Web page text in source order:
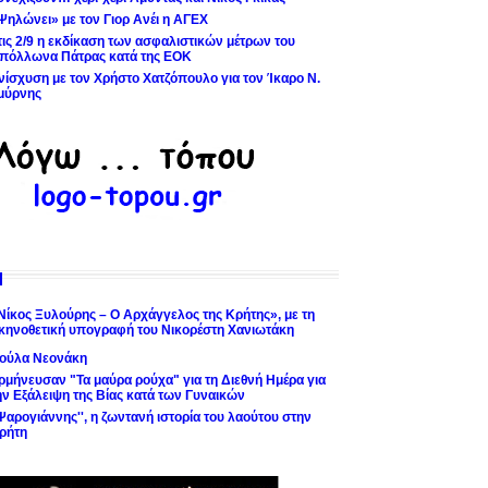
με τον Γιορ Ανέι η ΑΓΕΧ
2/9 η εκδίκαση των ασφαλιστικών μέτρων του
Πάτρας κατά της ΕΟΚ
με τον Χρήστο Χατζόπουλο για τον Ίκαρο Ν.
Ξυλούρης – Ο Αρχάγγελος της Κρήτης», με τη
υπογραφή του Νικορέστη Χανιωτάκη
Νεονάκη
"Τα μαύρα ρούχα" για τη Διεθνή Ημέρα για
Εξάλειψη της Βίας κατά των Γυναικών
η ζωντανή ιστορία του λαούτου στην